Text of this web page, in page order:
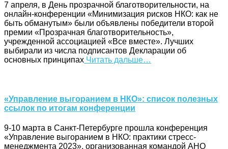
7 апреля, в День прозрачной благотворительности, на
онлайн-конференции «Минимизация рисков НКО: как не
быть обманутым» были объявлены победители второй
премии «Прозрачная благотворительность»,
учрежденной ассоциацией «Все вместе». Лучших
выбирали из числа подписантов Декларации об
основных принципах Читать дальше…
«Управление выгоранием в НКО»: список полезных
ссылок по итогам конференции
9-10 марта в Санкт-Петербурге прошла конференция
«Управление выгоранием в НКО: практики стресс-
менеджмента 2023», организованная командой АНО